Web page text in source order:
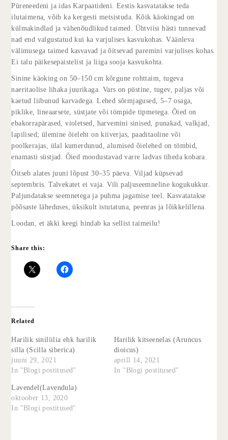
Püreneedeni ja idas Karpaatideni. Eestis kasvatatakse teda
ilutaimena, võib ka kergesti metsistuda. Kõik käokingad on
külmakindlad ja vähenõudlikud taimed. Ühtviisi hästi tunnevad
nad end valgustatud kui ka varjulises kasvukohas. Väänleva
välimusega taimed kasvavad ja õitsevad paremini varjulises kohas.
Ei talu päikesepaistelist ja liiga sooja kasvukohta.
Sinine käoking on 50–150 cm kõrgune rohttaim, tugeva
naeritaolise lihaka juurikaga. Vars on püstine, tugev, paljas või
kaetud liibunud karvadega. Lehed sõrmjagused, 5–7 osaga,
piklike, lineaarsete, süstjate või tömpide tipmetega. Õied on
ebakorrapärased, violetsed, harvemini sinised, punakad, valkjad,
lapilised; ülemine õieleht on kiiverjas, paaditaoline või
poolkerajas, ülal kumerdunud, alumised õielehed on tömbid,
enamasti süstjad. Õied moodustavad varre ladvas tiheda kobara.
Õitseb alates juuni lõpust 30–35 päeva. Viljad küpsevad
septembris. Talvekatet ei vaja. Vili paljuseemneline kogukukkur.
Paljundatakse seemnetega ja puhma jagamise teel. Kasvatatakse
põõsaste läheduses, üksikult istutatuna, peenras ja lõikkelillena.
Loodan, et äkki keegi hindab ka sellist taimeilu!
Share this:
Related
Harilik siniliilia ehk harilik
silla (Scilla siberica)
juuni 29, 2021
In "Blogi postitused"
Harilik kitseenelas (Aruncus
dioicus)
aprill 14, 2021
In "Blogi postitused"
Lavendel(Lavendula)
oktoober 13, 2020
In "Blogi postitused"